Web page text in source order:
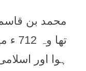
محمد بن
تھا
ہوا اور